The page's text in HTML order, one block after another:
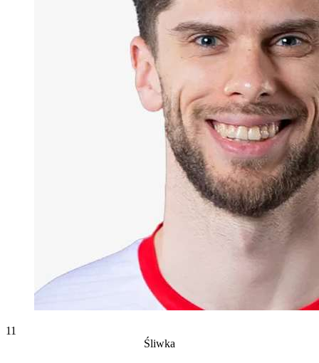
11
Śliwka